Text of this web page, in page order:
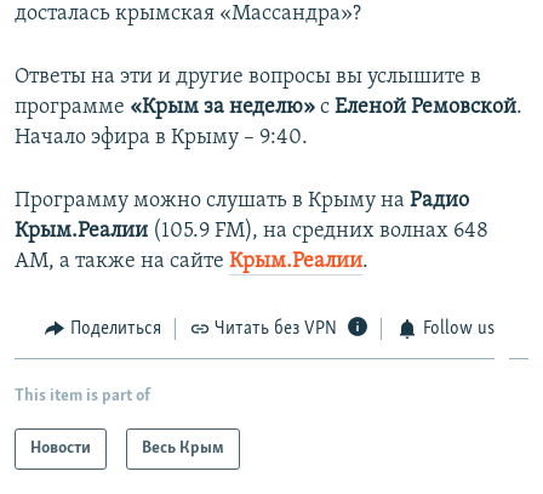
досталась крымская «Массандра»?
Ответы на эти и другие вопросы вы услышите в
программе «Крым за неделю» с Еленой Ремовской.
Начало эфира в Крыму – 9:40.
Программу можно слушать в Крыму на Радио
Крым.Реалии (105.9 FM), на средних волнах 648
АМ, а также на сайте Крым.Реалии.
Поделиться Читать без VPN Follow us
This item is part of
Новости Весь Крым